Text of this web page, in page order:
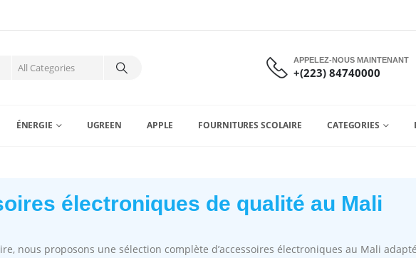
APPELEZ-NOUS MAINTENANT
+(223) 84740000
ÉNERGIE UGREEN APPLE FOURNITURES SCOLAIRE CATEGORIES
électroniques de qualité au Mali
nous proposons une sélection complète d’accessoires électroniques au Mali